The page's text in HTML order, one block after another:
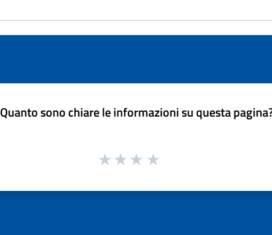
Quanto sono chiare le informazioni su questa